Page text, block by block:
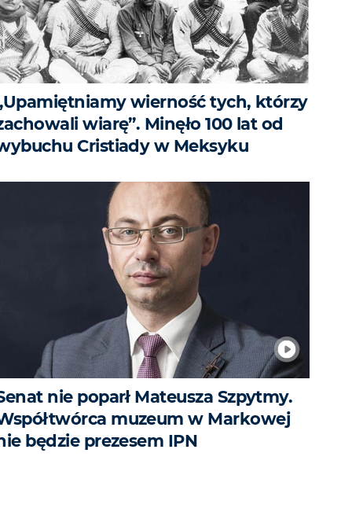
wierność tych, którzy
wiarę”. Minęło 100 lat od
Cristiady w Meksyku
nie poparł Mateusza Szpytmy.
muzeum w Markowej
będzie prezesem IPN